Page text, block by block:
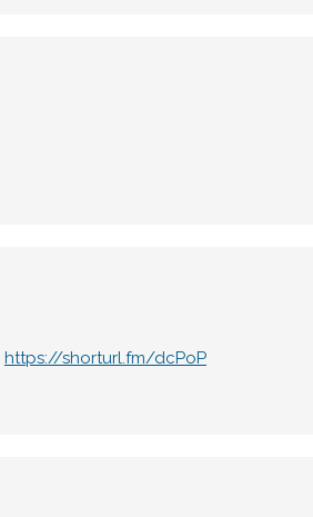
https://shorturl.fm/dcPoP